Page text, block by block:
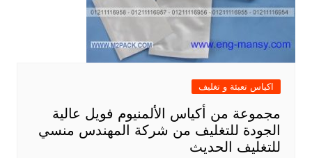
اكياس تعبئة و تغليف
مجموعة من أكياس الألمنيوم فويل عالية
الجودة للتغليف من شركة المهندس منسي
للتغليف الحديث